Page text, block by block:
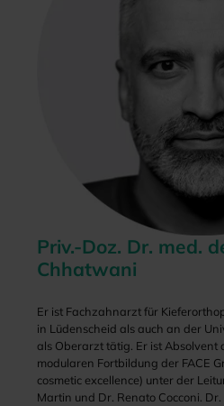
Priv.-Doz. Dr. med.
Chhatwani
Er ist Fachzahnarzt für
in Lüdenscheid als auch an der
als Oberarzt tätig. Er ist Absolvent
modularen Fortbildung der FACE
cosmetic excellence) unter der
Martin und Dr. Renato Cocconi.